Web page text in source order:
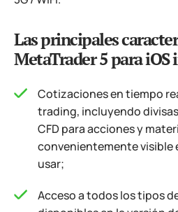
Las principales
MetaTrader 5 para iOS
Cotizaciones en tiempo
trading, incluyendo
CFD para acciones y
convenientemente visible
usar;
Acceso a todos los tipos